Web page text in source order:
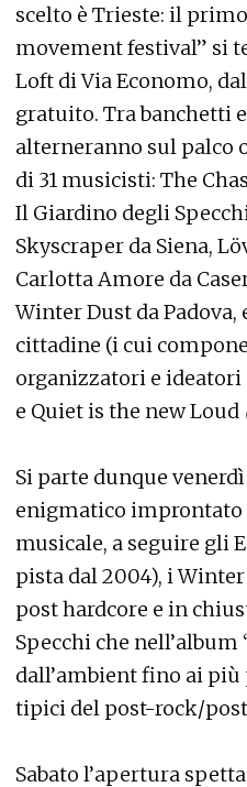
scelto è Trieste: il
movement festival” si
Loft di Via Economo,
gratuito. Tra banchetti
alterneranno sul palco
di 31 musicisti: The
Il Giardino degli
Skyscraper da Siena,
Carlotta Amore da
Winter Dust da
cittadine (i cui
organizzatori e
e Quiet is the new Loud
Si parte dunque
enigmatico
musicale, a seguire gli
pista dal 2004), i
post hardcore e in
Specchi che
dall’ambient fino ai
tipici del post-rock/
Sabato l’apertura